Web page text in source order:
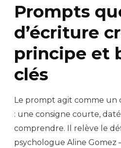
Prompts
d’écriture
principe et
clés
Le prompt agit comme
: une consigne courte,
comprendre. Il relève le
psychologue Aline Gomez